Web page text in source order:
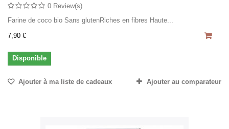
0 Review(s)
Farine de coco bio Sans glutenRiches en fibres Haute...
7,90 €
Disponible
Ajouter à ma liste de cadeaux Ajouter au comparateur